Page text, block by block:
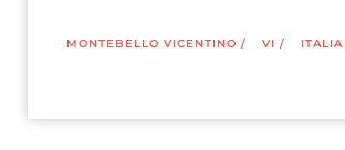
MONTEBELLO VICENTINO / VI / ITALIA